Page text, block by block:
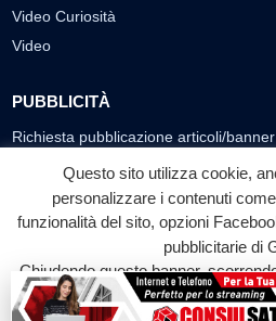
Video Curiosità
Video
PUBBLICITÀ
Richiesta pubblicazione articoli/banner
SEGUICI SUI SOCIAL
f
Facebook
◎
Questo sito utilizza cookie,
personalizzare i contenuti
funzionalità del sito, opzioni
pubblicitarie di
Chiudendo questo banner,
su qualunque suo elemento